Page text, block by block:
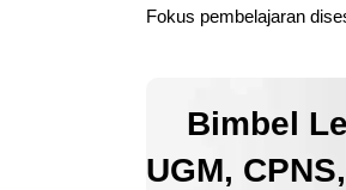
Fokus pembelajaran
Bimbel
UGM,